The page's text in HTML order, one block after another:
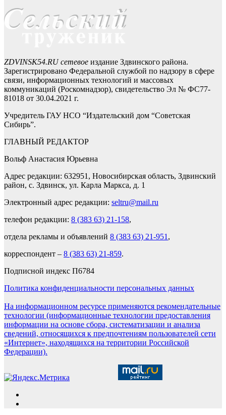
ZDVINSK54.RU сетевое издание Здвинского района.
Зарегистрировано Федеральной службой по надзору в сфере
связи, информационных технологий и массовых
коммуникаций (Роскомнадзор), свидетельство Эл № ФС77-
81018 от 30.04.2021 г.
Учредитель ГАУ НСО “Издательский дом “Советская
Сибирь”.
ГЛАВНЫЙ РЕДАКТОР
Вольф Анастасия Юрьевна
Адрес редакции: 632951, Новосибирская область, Здвинский
район, с. Здвинск, ул. Карла Маркса, д. 1
Электронный адрес редакции: seltru@mail.ru
телефон редакции: 8 (383 63) 21-158,
отдела рекламы и объявлений 8 (383 63) 21-951 ,
корреспондент – 8 (383 63) 21-859.
Подписной индекс П6784
Политика конфиденциальности персональных данных
На информационном ресурсе применяются рекомендательные
технологии (информационные технологии предоставления
информации на основе сбора, систематизации и анализа
сведений, относящихся к предпочтениям пользователей сети
«Интернет», находящихся на территории Российской
Федерации).